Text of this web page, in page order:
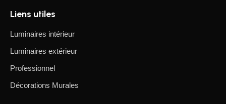
Liens utiles
Luminaires intérieur
Luminaires extérieur
Professionnel
Décorations Murales